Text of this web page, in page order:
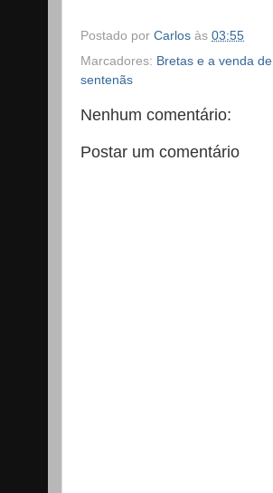
Postado por Carlos às 03:55
Marcadores: Bretas e a venda
sentenãs
Nenhum comentário:
Postar um comentário